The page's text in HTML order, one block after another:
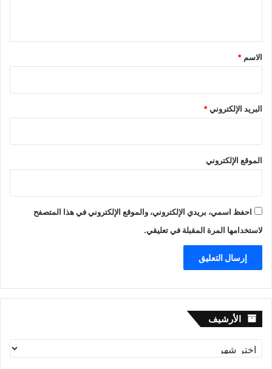
*
الاسم *
البريد الإلكتروني*
الموقع الإلكتروني
احفظ اسمي، بريدي الإلكتروني، والموقع الإلكتروني في هذا المتصفح
لاستخدامها المرة المقبلة في تعليقي.
الأرشيف الأرشيف